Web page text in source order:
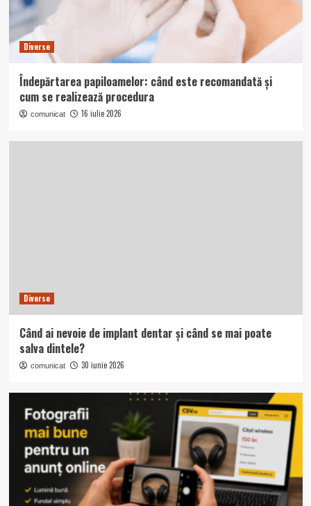
Diverse
Îndepărtarea papiloamelor: când este recomandată și
cum se realizează procedura
comunicat 16 iulie 2026
Diverse
Când ai nevoie de implant dentar și când se mai poate
salva dintele?
comunicat 30 iunie 2026